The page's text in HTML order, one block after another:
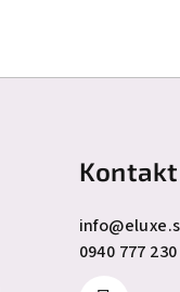
Kontakt
info@
0940 777